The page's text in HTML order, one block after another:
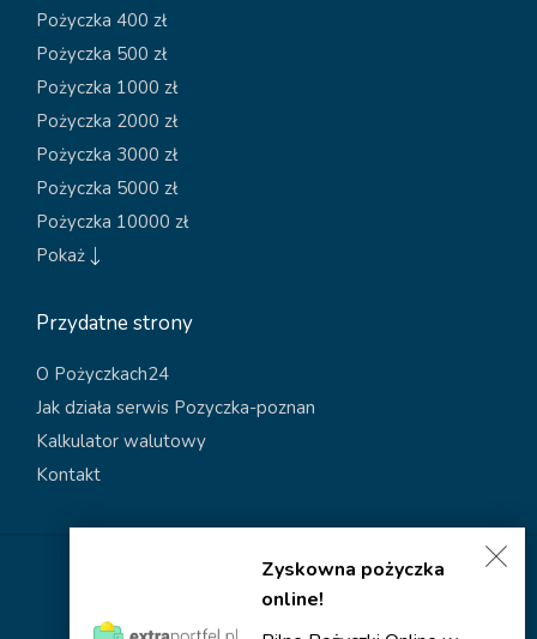
Zyskowna pożyczka
online!
Pożyczka 400 zł
Pożyczka 500 zł
Pożyczka 1000 zł
Pożyczka 2000 zł
Pożyczka 3000 zł
Pożyczka 5000 zł
Pożyczka 10000 zł
Pokaż
Przydatne strony
O Pożyczkach24
Jak działa serwis Pozyczka-poznan
Kalkulator walutowy
Kontakt
Polityka dotycząca plików cookies
Polityka prywatności